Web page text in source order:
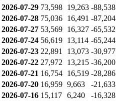
2026-07-29 73,598 19,263 -88,538
2026-07-28 75,036 16,491 -87,204
2026-07-27 53,569 16,327 -65,532
2026-07-24 56,619 13,114 -65,244
2026-07-23 22,891 13,073 -30,977
2026-07-22 27,972 13,215 -36,200
2026-07-21 16,754 16,519 -28,286
2026-07-20 16,959 9,663
-21,633
2026-07-16 15,117 6,240
-16,328